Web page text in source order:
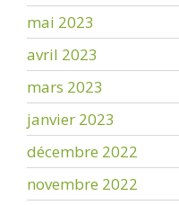
mai 2023
avril 2023
mars 2023
janvier 2023
décembre 2022
novembre 2022